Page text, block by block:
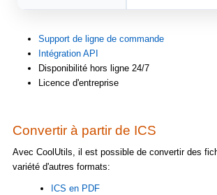
Support de ligne de commande
Intégration API
Disponibilité hors ligne 24/7
Licence d'entreprise
Convertir à partir de ICS
Avec CoolUtils, il est possible de convertir des
variété d'autres formats:
ICS en PDF